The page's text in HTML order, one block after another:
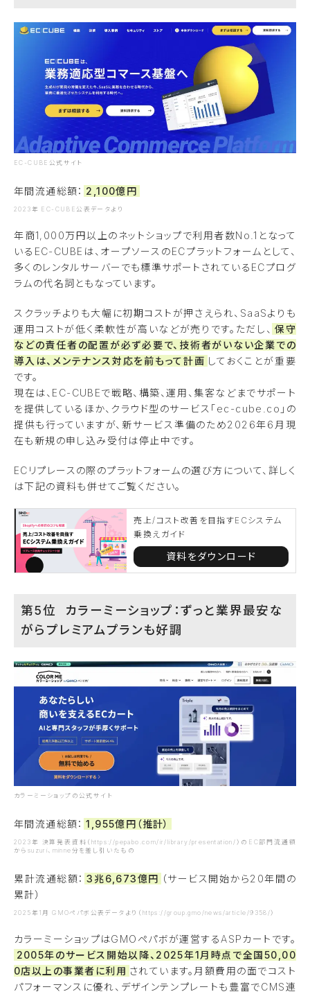
EC-CUBE公式サイト
年間流通総額： 2,100億円
2023年 EC-CUBE公表データより
年商1,000万円以上のネットショップで利用者数No.1となって
いるEC-CUBEは、オープソースのECプラットフォームとして、
多くのレンタルサーバーでも標準サポートされているECプログ
ラムの代名詞ともなっています。
スクラッチよりも大幅に初期コストが押さえられ、SaaSよりも
運用コストが低く柔軟性が高いなどが売りです。ただし、 保守
などの責任者の配置が必ず必要で、技術者がいない企業での
導入は、メンテナンス対応を前もって計画 しておくことが重要
です。
現在は、EC-CUBEで戦略、構築、運用、集客などまでサポート
を提供しているほか、クラウド型のサービス「ec-cube.co」の
提供も行っていますが、新サービス準備のため2026年6月現
在も新規の申し込み受付は停止中です。
ECリプレースの際のプラットフォームの選び方について、詳しく
は下記の資料も併せてご覧ください。
売上/コスト改善を目指すECシステム
乗換えガイド
資料をダウンロード
第5位 カラーミーショップ：ずっと業界最安な
がらプレミアムプランも好調
カラーミーショップの公式サイト
年間流通総額： 1,955億円（推計）
2023年 決算発表資料（https://pepabo.com/ir/library/presentation/）のEC部門流通額
からsuzuri、minne分を差し引いたもの
累計流通総額： 3兆6,673億円 （サービス開始から20年間の
累計）
2025年1月 GMOペパボ公表データより（https://group.gmo/news/article/9358/）
カラーミーショップはGMOペパボが運営するASPカートです。
2005年のサービス開始以降、2025年1月時点で全国50,00
0店以上の事業者に利用 されています。月額費用の面でコスト
パフォーマンスに優れ、デザインテンプレートも豊富でCMS連